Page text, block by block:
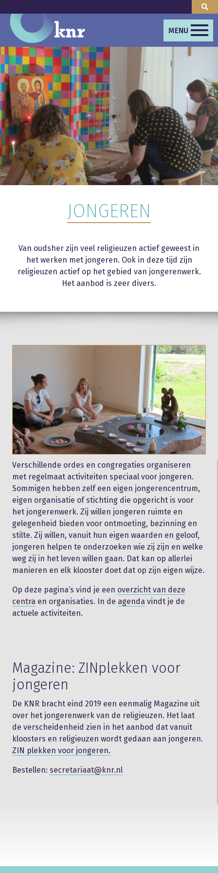
MENU
JONGEREN
Van oudsher zijn veel religieuzen actief geweest in
het werken met jongeren. Ook in deze tijd zijn
religieuzen actief op het gebied van jongerenwerk.
Het aanbod is zeer divers.
Verschillende ordes en congregaties organiseren
met regelmaat activiteiten speciaal voor jongeren.
Sommigen hebben zelf een eigen jongerencentrum,
eigen organisatie of stichting die opgericht is voor
het jongerenwerk. Zij willen jongeren ruimte en
gelegenheid bieden voor ontmoeting, bezinning en
stilte. Zij willen, vanuit hun eigen waarden en geloof,
jongeren helpen te onderzoeken wie zij zijn en welke
weg zij in het leven willen gaan. Dat kan op allerlei
manieren en elk klooster doet dat op zijn eigen wijze.
Op deze pagina’s vind je een overzicht van deze
centra en organisaties. In de agenda vindt je de
actuele activiteiten.
Magazine: ZINplekken voor
jongeren
De KNR bracht eind 2019 een eenmalig Magazine uit
over het jongerenwerk van de religieuzen. Het laat
de verscheidenheid zien in het aanbod dat vanuit
kloosters en religieuzen wordt gedaan aan jongeren.
ZIN plekken voor jongeren.
Bestellen: secretariaat@knr.nl